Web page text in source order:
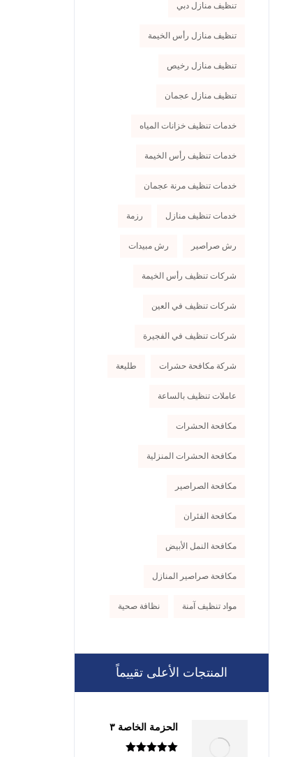
تنظيف منازل دبي
تنظيف منازل رأس الخيمة
تنظيف منازل رخيص
تنظيف منازل عجمان
خدمات تنظيف خزانات المياه
خدمات تنظيف رأس الخيمة
خدمات تنظيف مرنة عجمان
خدمات تنظيف منازل رزمة
رش صراصير رش مبيدات
شركات تنظيف رأس الخيمة
شركات تنظيف في العين
شركات تنظيف في الفجيرة
شركة مكافحة حشرات طليعة
عاملات تنظيف بالساعة
مكافحة الحشرات
مكافحة الحشرات المنزلية
مكافحة الصراصير
مكافحة الفئران
مكافحة النمل الأبيض
مكافحة صراصير المنازل
مواد تنظيف آمنة نظافة صحية
المنتجات الأعلى تقييماً
الحزمة الخاصة ٣